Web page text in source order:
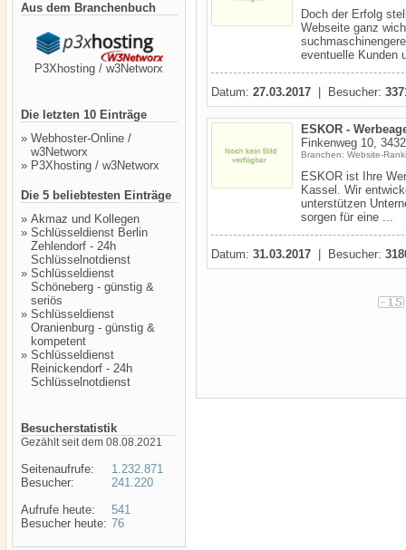
Aus dem Branchenbuch
P3Xhosting / w3Networx
Die letzten 10 Einträge
» Webhoster-Online /
w3Networx
» P3Xhosting / w3Networx
Die 5 beliebtesten Einträge
» Akmaz und Kollegen
» Schlüsseldienst Berlin
Zehlendorf - 24h
Schlüsselnotdienst
» Schlüsseldienst
Schöneberg - günstig &
seriös
» Schlüsseldienst
Oranienburg - günstig &
kompetent
» Schlüsseldienst
Reinickendorf - 24h
Schlüsselnotdienst
Besucherstatistik
Gezählt seit dem 08.08.2021
Seitenaufrufe:
Besucher:
Aufrufe heute:
Besucher heute:
1.232.871
241.220
541
76
Doch der Erfolg
Webseite ganz
eventuelle Kunden
Datum: 27.03.2017 | Besucher:
ESKOR -
Finkenweg 10,
Branchen: Website-
ESKOR ist Ihre
Kassel. Wir
unterstützen
sorgen für eine ...
Datum: 31.03.2017 | Besucher: